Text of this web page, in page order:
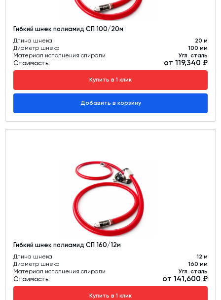
Гибкий шнек полиамид СП 100/20м
Длина шнека
20 м
Диаметр шнека
100 мм
Материал исполнения спирали
Угл. сталь
Стоимость: от 119,340 ₽
Купить в 1 клик
Добавить в корзину
Гибкий шнек полиамид СП 160/12м
Длина шнека
12 м
Диаметр шнека
160 мм
Материал исполнения спирали
Угл. сталь
Стоимость: от 141,600 ₽
Купить в 1 клик